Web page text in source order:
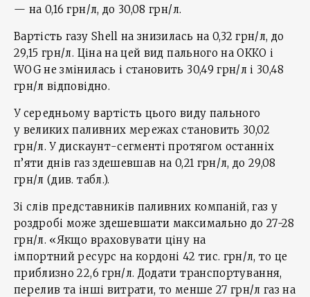
— на 0,16 грн/л, до 30,08 грн/л.
Вартість газу Shell на знизилась на 0,32 грн/л, до
29,15 грн/л. Ціна на цей вид пального на ОККО і
WOG не змінилась і становить 30,49 грн/л і 30,48
грн/л відповідно.
У середньому вартість цього виду пального
у великих паливних мережах становить 30,02
грн/л. У дискаунт-сегменті протягом останніх
п’яти днів газ здешевшав на 0,21 грн/л, до 29,08
грн/л (див. табл.).
Зі слів представників паливних компаній, газ у
роздробі може здешевшати максимально до 27-28
грн/л. «Якщо враховувати ціну на
імпортний ресурс на кордоні 42 тис. грн/л, то це
приблизно 22,6 грн/л. Додати транспортування,
перелив та інші витрати, то менше 27 грн/л газ на